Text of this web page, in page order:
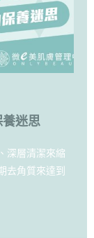
迷思
深層清潔來縮
去角質來達到